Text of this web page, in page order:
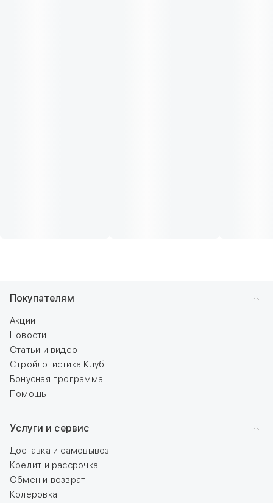
Покупателям
Акции
Новости
Статьи и видео
Стройлогистика Клуб
Бонусная программа
Помощь
Услуги и сервис
Доставка и самовывоз
Кредит и рассрочка
Обмен и возврат
Колеровка